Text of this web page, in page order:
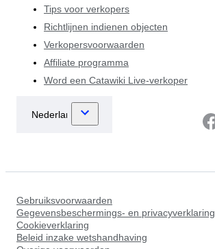
Tips voor verkopers
Richtlijnen indienen objecten
Verkopersvoorwaarden
Affiliate programma
Word een Catawiki Live-verkoper
Gebruiksvoorwaarden
Gegevensbeschermings- en privacyverklaring
Cookieverklaring
Beleid inzake wetshandhaving